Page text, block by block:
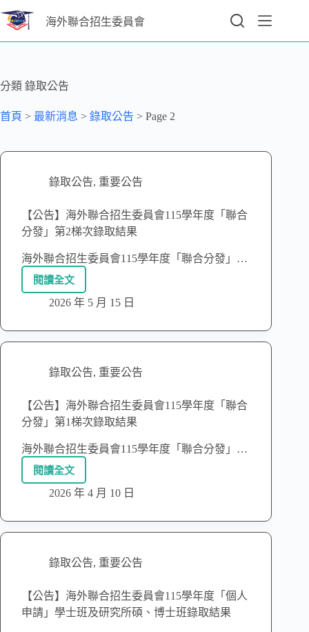
海外聯合招生委員會
分類 錄取公告
首頁 > 最新消息 > 錄取公告 > Page 2
錄取公告, 重要公告
【公告】海外聯合招生委員會115學年度「聯合
分發」第2梯次錄取結果
海外聯合招生委員會115學年度「聯合分發」…
閱讀全文
2026 年 5 月 15 日
錄取公告, 重要公告
【公告】海外聯合招生委員會115學年度「聯合
分發」第1梯次錄取結果
海外聯合招生委員會115學年度「聯合分發」…
閱讀全文
2026 年 4 月 10 日
錄取公告, 重要公告
【公告】海外聯合招生委員會115學年度「個人
申請」學士班及研究所碩、博士班錄取結果